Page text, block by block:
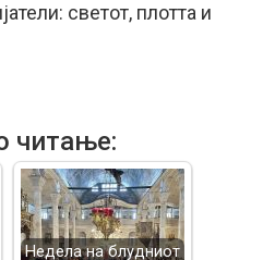
светот, плотта и
читање:
Недела на блудниот